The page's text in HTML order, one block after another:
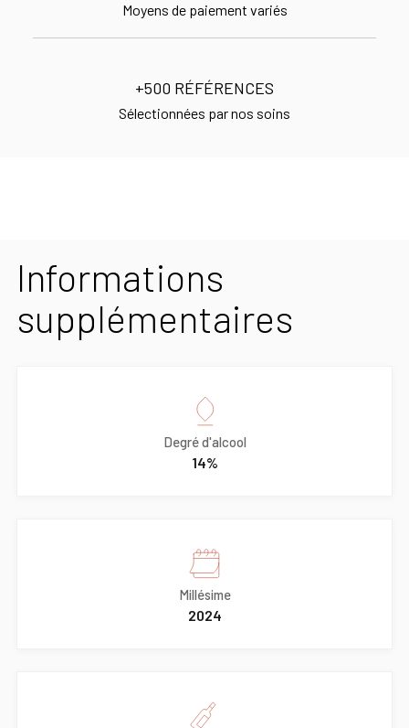
Moyens de paiement variés
+500 RÉFÉRENCES
Sélectionnées par nos soins
Informations
supplémentaires
Degré d'alcool
14%
Millésime
2024